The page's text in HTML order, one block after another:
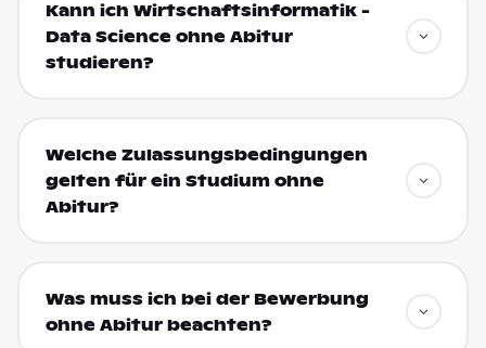
Kann ich Wirtschaftsinformatik -
Data Science ohne Abitur
studieren?
Welche Zulassungsbedingungen
gelten für ein Studium ohne
Abitur?
Was muss ich bei der Bewerbung
ohne Abitur beachten?